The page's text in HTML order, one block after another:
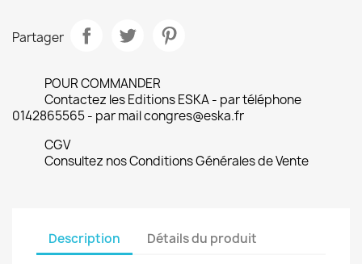
Partager
POUR COMMANDER
Contactez les Editions ESKA - par téléphone
0142865565 - par mail congres@eska.fr
CGV
Consultez nos Conditions Générales de Vente
Description Détails du produit